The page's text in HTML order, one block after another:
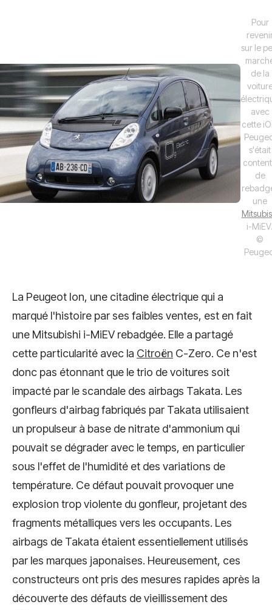
Pour
sur le
de la
avec
cette
s'était
de
une
i-
©
La Peugeot Ion, une citadine électrique qui a
marqué l'histoire par ses faibles ventes, est en fait
une Mitsubishi i-MiEV rebadgée. Elle a partagé
cette particularité avec la Citroën C-Zero. Ce n'est
donc pas étonnant que le trio de voitures soit
impacté par le scandale des airbags Takata. Les
gonfleurs d'airbag fabriqués par Takata utilisaient
un propulseur à base de nitrate d'ammonium qui
pouvait se dégrader avec le temps, en particulier
sous l'effet de l'humidité et des variations de
température. Ce défaut pouvait provoquer une
explosion trop violente du gonfleur, projetant des
fragments métalliques vers les occupants. Les
airbags de Takata étaient essentiellement utilisés
par les marques japonaises. Heureusement, ces
constructeurs ont pris des mesures rapides après la
découverte des défauts de vieillissement des